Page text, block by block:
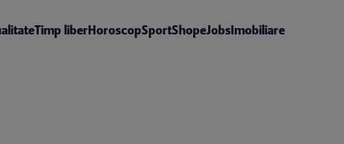
Timp liberHoroscopSportShopeJobsImobiliare